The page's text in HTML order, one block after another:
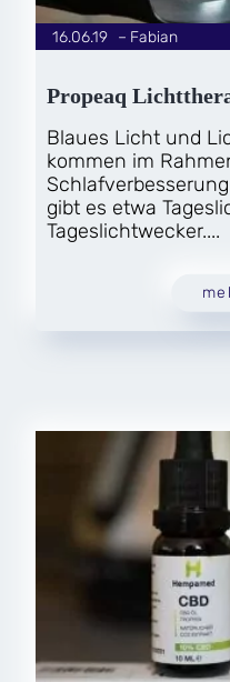
Propeaq
Fabian
16.06.19
Blaues Licht und
kommen im
gibt es etwa
Tageslichtwecker....